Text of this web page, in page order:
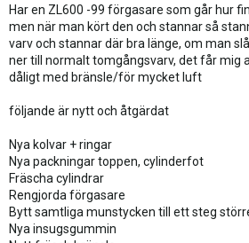
Har en ZL600 -99 förgasare som går hur
men när man kört den och stannar så
varv och stannar där bra länge, om man
ner till normalt tomgångsvarv, det får mig
dåligt med bränsle/för mycket luft
följande är nytt och åtgärdat
Nya kolvar + ringar
Nya packningar toppen, cylinderfot
Fräscha cylindrar
Rengjorda förgasare
Bytt samtliga munstycken till ett steg
Nya insugsgummin